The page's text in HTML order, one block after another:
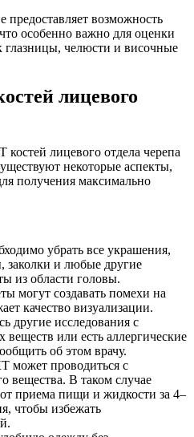
предоставляет возможность
особенно важно для оценки
глазницы, челюсти и височные
лицевого
лицевого отдела черепа
некоторые аспекты,
получения максимально
убрать все украшения,
заколки и любые другие
из области головы.
могут создавать помехи на
качество визуализации.
другие исследования с
веществ или есть аллергические
об этом врачу.
может проводиться с
вещества. В таком случае
от приема пищи и жидкости за 4–
чтобы избежать